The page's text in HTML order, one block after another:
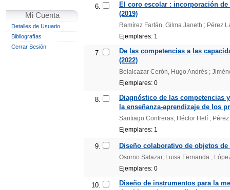
Mi Cuenta
Detalles de Usuario
Bibliografías
Cerrar Sesión
6.
El coro escolar : incorporación
(2019)
Ramírez Farfán, Gilma Janeth ; Pérez
Ejemplares: 1
7.
De las competencias a las
(2022)
Belalcazar Cerón, Hugo Andrés ;
Ejemplares: 0
8.
Diagnóstico de las competencias
la enseñanza-aprendizaje de los
Santiago Contreras, Héctor Helí ;
Ejemplares: 1
9. Diseño colaborativo de objetos
Osorno Salazar, Luisa Fernanda ;
Ejemplares: 0
10.
Diseño de instrumentos para la